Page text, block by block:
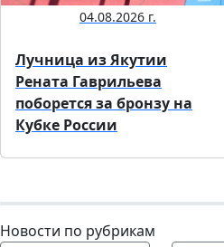
04.08.2026 г.
Лучница из Якутии
Рената Гаврильева
поборется за бронзу на
Кубке России
Новости по рубрикам